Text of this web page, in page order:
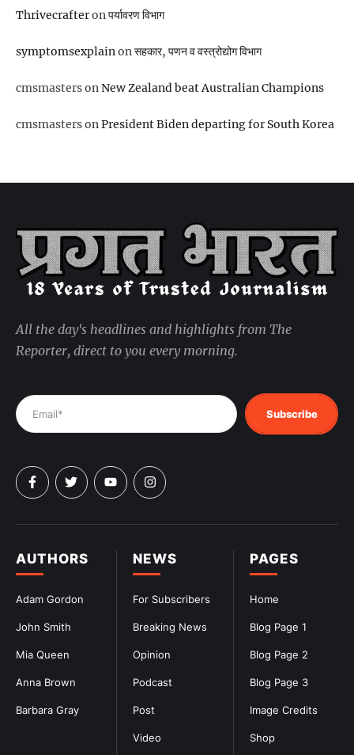
Thrivecrafteronपर्यावरण विभाग
symptomsexplainonसहकार, पणन व वस्‍त्रोद्योग विभाग
cmsmastersonNew Zealand beat Australian Champions
cmsmastersonPresident Biden departing for South Korea
PAGES
Home
Blog Page 1
Blog Page 2
Blog Page 3
Image Credits
Shop
NEWS
For Subscribers
Breaking News
Opinion
Podcast
Post
Video
AUTHORS
Adam Gordon
John Smith
Mia Queen
Anna Brown
Barbara Gray
All the day's headlines and highlights from The
Reporter, direct to you every morning.
Subscribe